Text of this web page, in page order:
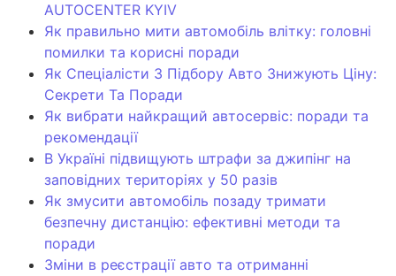
AUTOCENTER KYIV
Як правильно мити автомобіль влітку: головні
помилки та корисні поради
Як Спеціалісти З Підбору Авто Знижують Ціну:
Секрети Та Поради
Як вибрати найкращий автосервіс: поради та
рекомендації
В Україні підвищують штрафи за джипінг на
заповідних територіях у 50 разів
Як змусити автомобіль позаду тримати
безпечну дистанцію: ефективні методи та
поради
Зміни в реєстрації авто та отриманні